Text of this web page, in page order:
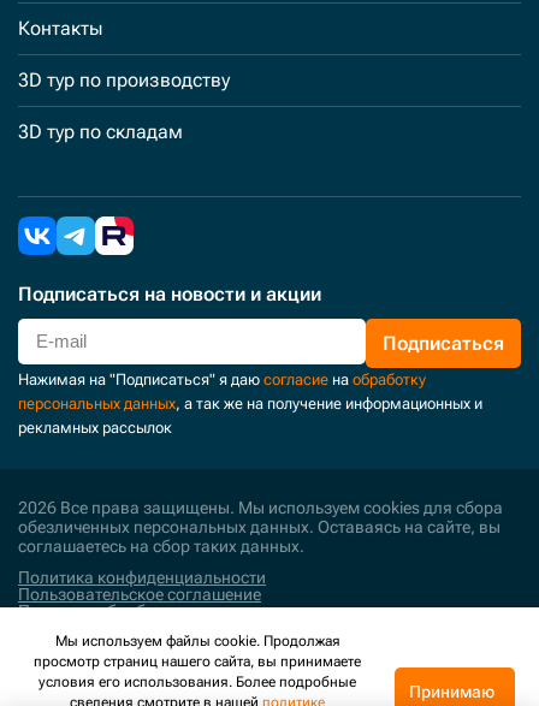
Контакты
3D тур по производству
3D тур по складам
Подписаться на новости и акции
Подписаться
Нажимая на "Подписаться" я даю согласие на обработку
персональных данных, а так же на получение информационных и
рекламных рассылок
2026 Все права защищены. Мы используем cookies для сбора
обезличенных персональных данных. Оставаясь на сайте, вы
соглашаетесь на сбор таких данных.
Политика конфиденциальности
Пользовательское соглашение
Политика обработки персональных данных
Поддержка и развитие
Мы используем файлы cookie. Продолжая
просмотр страниц нашего сайта, вы принимаете
условия его использования. Более подробные
сведения смотрите в нашей политике
Принимаю